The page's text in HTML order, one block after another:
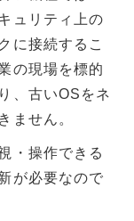
ュリティ上の
に接続するこ
の現場を標的
、古いOSをネ
ません。
・操作できる
が必要なので